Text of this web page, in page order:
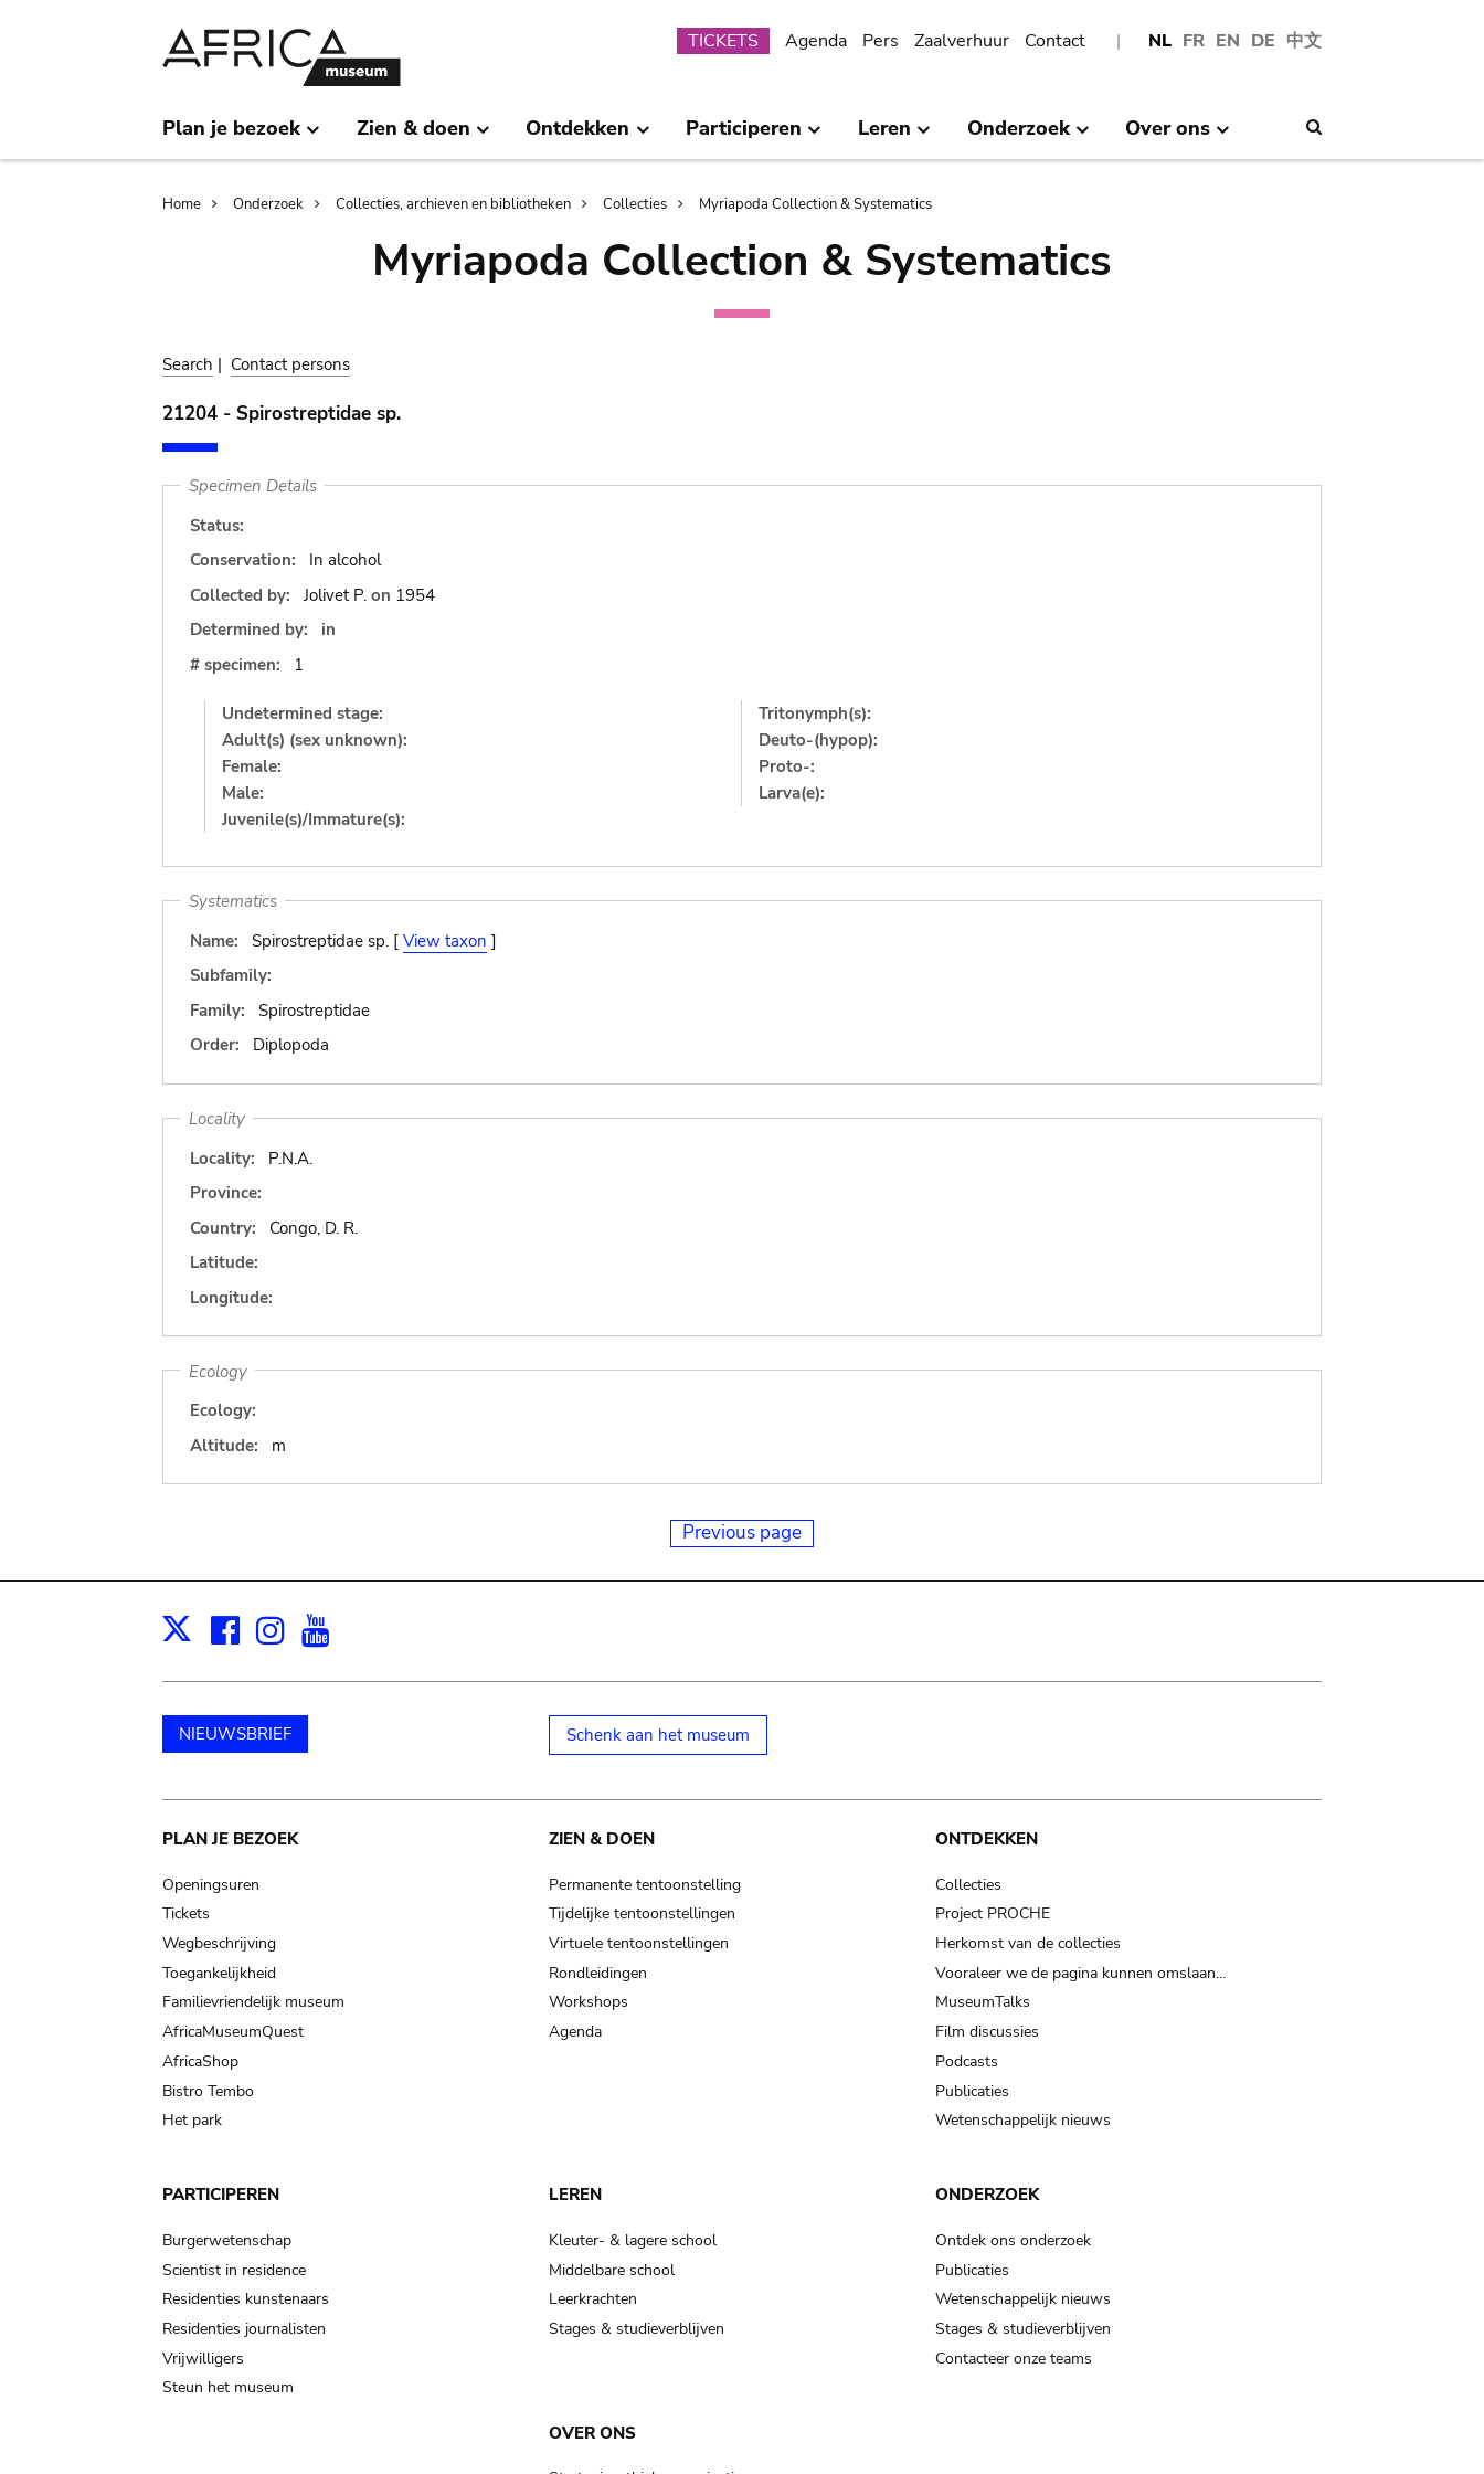
NL FR EN DE 中文
Submenu
TICKETS Agenda Pers Zaalverhuur Contact
Plan je bezoek Zien & doen Ontdekken Participeren Leren Onderzoek Over ons
Breadcrumb
Home Onderzoek Collecties, archieven en bibliotheken Collecties Myriapoda Collection & Systematics
Myriapoda Collection & Systematics
Search | Contact persons
21204 - Spirostreptidae sp.
Specimen Details
Status:
Conservation:
In alcohol
Collected by:
Jolivet P. on 1954
Determined by:
in
# specimen:
1
Undetermined stage:
Adult(s) (sex unknown):
Female:
Male:
Juvenile(s)/Immature(s):
Tritonymph(s):
Deuto-(hypop):
Proto-:
Larva(e):
Systematics
Name:
Spirostreptidae sp. [ View taxon ]
Subfamily:
Family:
Spirostreptidae
Order:
Diplopoda
Locality
Locality:
P.N.A.
Province:
Country:
Congo, D. R.
Latitude:
Longitude:
Ecology
Ecology:
Altitude:
m
Previous page
X Facebook
Instagram
NIEUWSBRIEF Schenk aan het museum
Main
navigation
PLAN JE BEZOEK
Openingsuren
Tickets
Wegbeschrijving
Toegankelijkheid
Familievriendelijk museum
AfricaMuseumQuest
AfricaShop
Bistro Tembo
Het park
ZIEN & DOEN
Permanente tentoonstelling
Tijdelijke tentoonstellingen
Virtuele tentoonstellingen
Rondleidingen
Workshops
Agenda
ONTDEKKEN
Collecties
Project PROCHE
Herkomst van de collecties
Vooraleer we de pagina kunnen omslaan…
MuseumTalks
Film discussies
Podcasts
Publicaties
Wetenschappelijk nieuws
PARTICIPEREN
Burgerwetenschap
Scientist in residence
Residenties kunstenaars
Residenties journalisten
Vrijwilligers
Steun het museum
LEREN
Kleuter- & lagere school
Middelbare school
Leerkrachten
Stages & studieverblijven
ONDERZOEK
Ontdek ons onderzoek
Publicaties
Wetenschappelijk nieuws
Stages & studieverblijven
Contacteer onze teams
OVER ONS